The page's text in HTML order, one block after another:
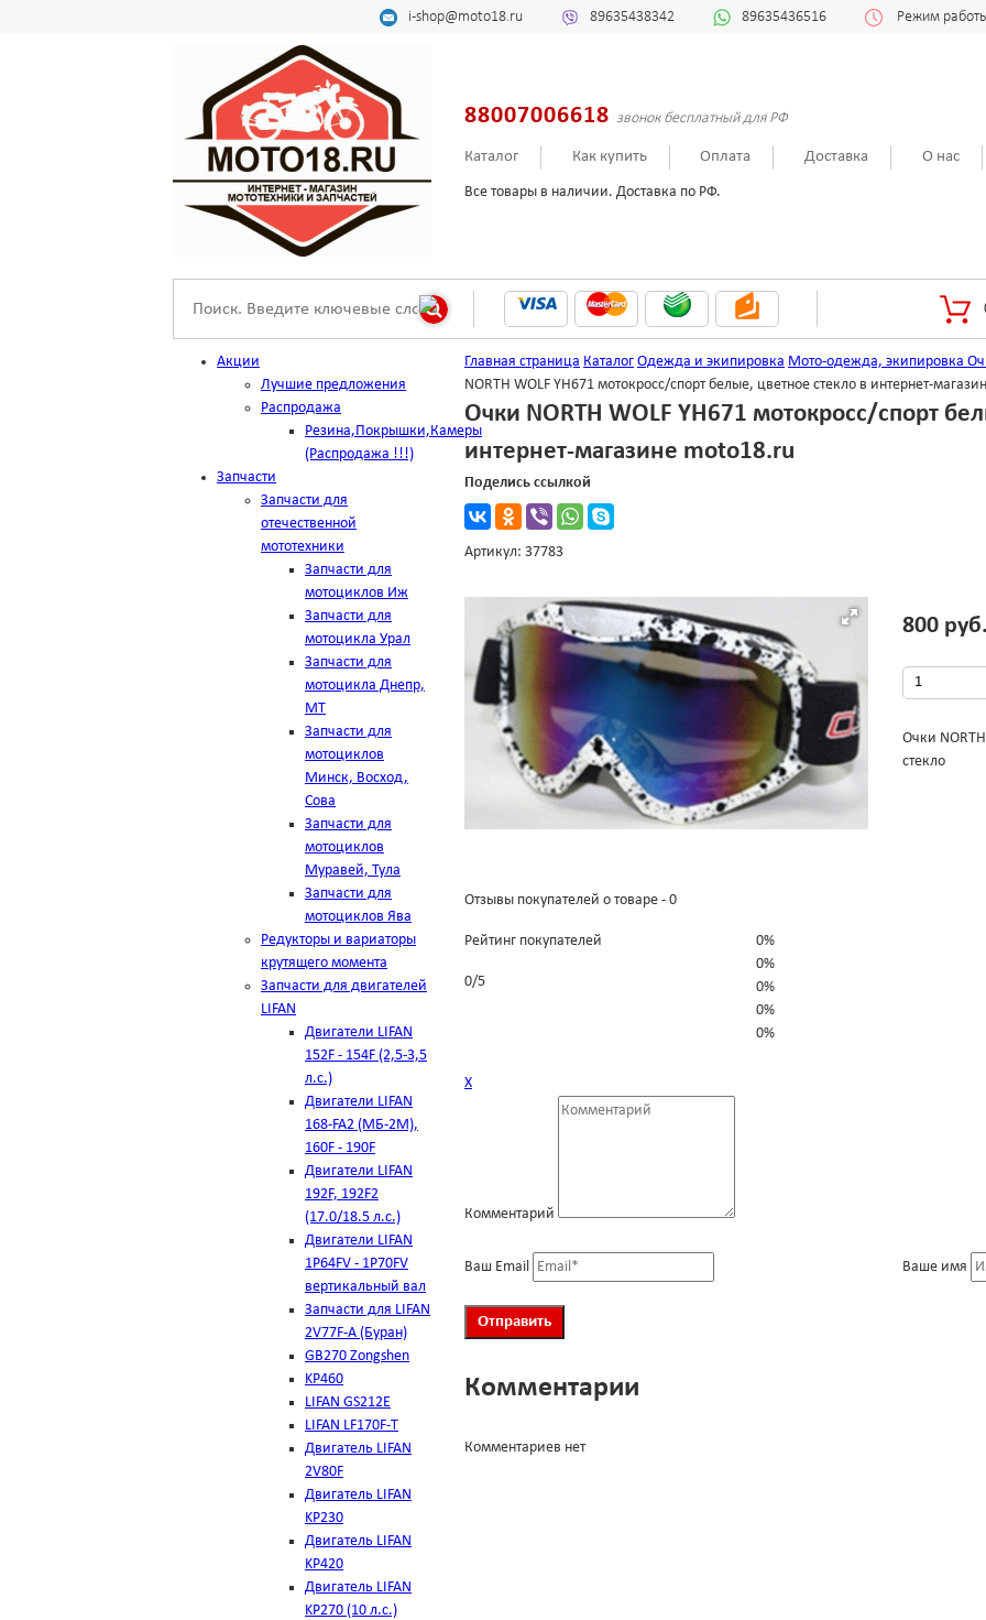
i-shop@moto18.ru 89635438342 89635436516 Режим
88007006618 звонок бесплатный для РФ
Каталог Как купить Оплата Доставка О нас
Все товары в наличии. Доставка по РФ.
Акции
Лучшие предложения
Распродажа
Резина,Покрышки,Камеры
(Распродажа !!!)
Запчасти
Запчасти для
отечественной
мототехники
Запчасти для
мотоциклов Иж
Запчасти для
мотоцикла Урал
Запчасти для
мотоцикла Днепр,
МТ
Запчасти для
мотоциклов
Минск, Восход,
Сова
Запчасти для
мотоциклов
Муравей, Тула
Запчасти для
мотоциклов Ява
Редукторы и вариаторы
крутящего момента
Запчасти для двигателей
LIFAN
Двигатели LIFAN
152F - 154F (2,5-3,5
л.с.)
Двигатели LIFAN
168-FA2 (МБ-2М),
160F - 190F
Двигатели LIFAN
192F, 192F2
(17.0/18.5 л.с.)
Двигатели LIFAN
1Р64FV - 1Р70FV
вертикальный вал
Запчасти для LIFAN
2V77F-A (Буран)
GB270 Zongshen
KP460
LIFAN GS212E
LIFAN LF170F-T
Двигатель LIFAN
2V80F
Двигатель LIFAN
KP230
Двигатель LIFAN
KP420
Двигатель LIFAN
KP270 (10 л.с.)
Главная страница Каталог Одежда и экипировка Мото-одежда, экипировка
NORTH WOLF YH671 мотокросс/спорт белые, цветное стекло в интернет-
Очки NORTH WOLF YH671 мотокросс/спорт
интернет-магазине moto18.ru
Поделись ссылкой
Артикул: 37783
800 руб.
Очки
стекло
Отзывы покупателей о товаре - 0
Рейтинг покупателей
0/5
0%
0%
0%
0%
0%
Х
Комментарий
Ваш Email Ваше имя
Комментарии
Комментариев нет